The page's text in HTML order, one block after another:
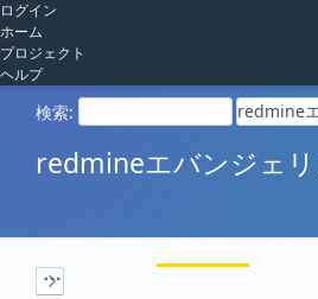
ログイン
ホーム
プロジェクト
ヘルプ
検索:
redmineエバンジェ